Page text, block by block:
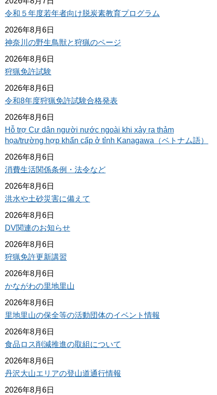
令和５年度若年者向け脱炭素教育プログラム
2026年8月6日
神奈川の野生鳥獣と狩猟のページ
2026年8月6日
狩猟免許試験
2026年8月6日
令和8年度狩猟免許試験合格発表
2026年8月6日
Hỗ trợ Cư dân người nước ngoài khi xảy ra thảm
họa/trường hợp khẩn cấp ở tỉnh Kanagawa（ベトナム語）
2026年8月6日
消費生活関係条例・法令など
2026年8月6日
洪水や土砂災害に備えて
2026年8月6日
DV関連のお知らせ
2026年8月6日
狩猟免許更新講習
2026年8月6日
かながわの里地里山
2026年8月6日
里地里山の保全等の活動団体のイベント情報
2026年8月6日
食品ロス削減推進の取組について
2026年8月6日
丹沢大山エリアの登山道通行情報
2026年8月6日